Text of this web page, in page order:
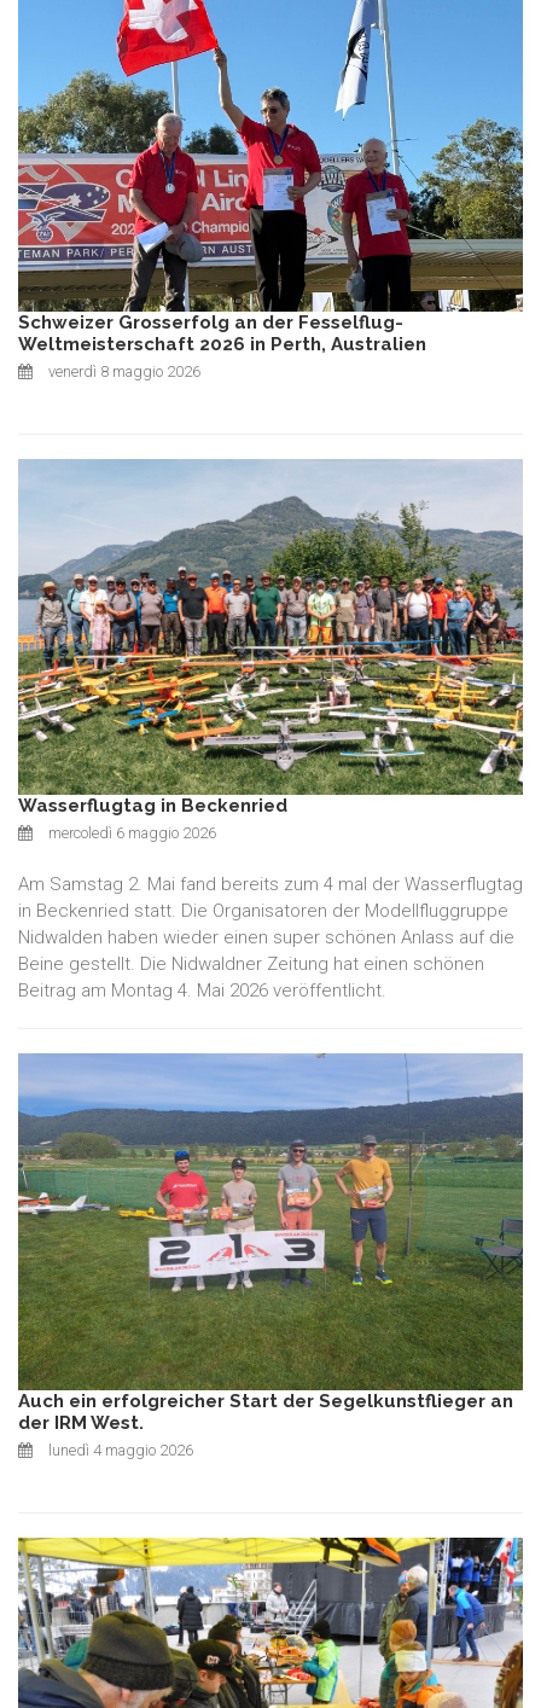
Schweizer Grosserfolg an der Fesselflug-
Weltmeisterschaft 2026 in Perth, Australien
venerdì 8 maggio 2026
Wasserflugtag in Beckenried
mercoledì 6 maggio 2026
Am Samstag 2. Mai fand bereits zum 4 mal der Wasserflugtag
in Beckenried statt. Die Organisatoren der Modellfluggruppe
Nidwalden haben wieder einen super schönen Anlass auf die
Beine gestellt. Die Nidwaldner Zeitung hat einen schönen
Beitrag am Montag 4. Mai 2026 veröffentlicht.
Auch ein erfolgreicher Start der Segelkunstflieger an
der IRM West.
lunedì 4 maggio 2026